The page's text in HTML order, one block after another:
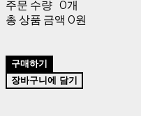
주문 수량 0개
총 상품 금액 0원
구매하기
장바구니에 담기